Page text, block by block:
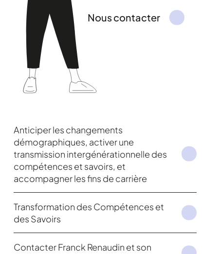
Nous contacter
Anticiper les changements
démographiques, activer une
transmission intergénérationnelle des
compétences et savoirs, et
accompagner les fins de carrière
Transformation des Compétences et
des Savoirs
Contacter Franck Renaudin et son